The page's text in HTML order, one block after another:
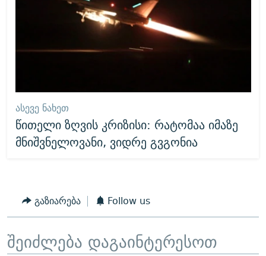
ᲐᲡᲔᲕᲔ ᲜᲐᲮᲔᲗ
წითელი ზღვის კრიზისი: რატომაა იმაზე
მნიშვნელოვანი, ვიდრე გვგონია
გაზიარება Follow us
შეიძლება დაგაინტერესოთ